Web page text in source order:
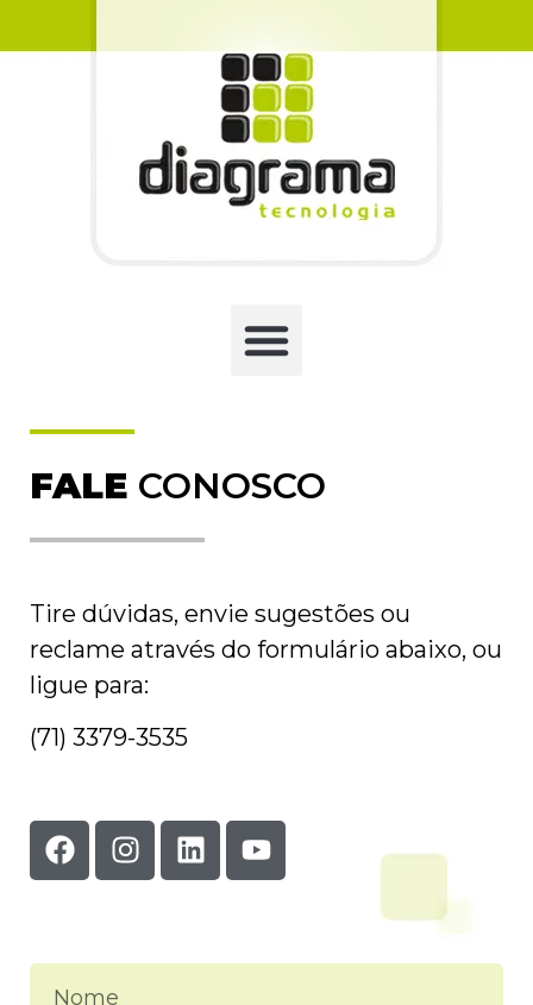
FALE CONOSCO
Tire dúvidas, envie sugestões ou
reclame através do formulário abaixo, ou
ligue para:
(71) 3379-3535